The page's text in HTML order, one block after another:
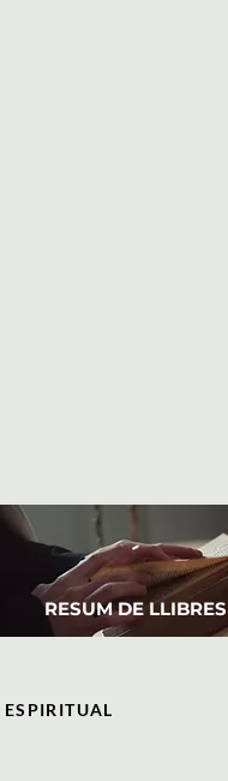
RESUM DE LLIBRES